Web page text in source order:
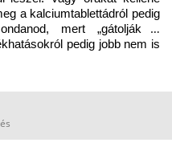
a kalciumtablettádról pedig
mert „gátolják a
pedig jobb nem is